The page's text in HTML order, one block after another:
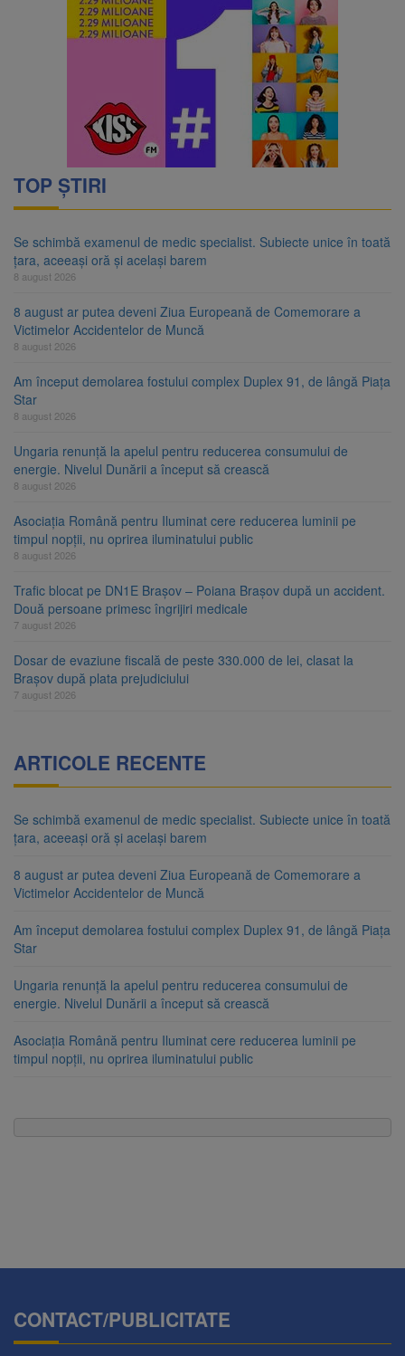
TOP ȘTIRI
Se schimbă examenul de medic specialist. Subiecte unice în toată
țara, aceeași oră și același barem
8 august 2026
8 august ar putea deveni Ziua Europeană de Comemorare a
Victimelor Accidentelor de Muncă
8 august 2026
Am început demolarea fostului complex Duplex 91, de lângă Piața
Star
8 august 2026
Ungaria renunță la apelul pentru reducerea consumului de
energie. Nivelul Dunării a început să crească
8 august 2026
Asociația Română pentru Iluminat cere reducerea luminii pe
timpul nopții, nu oprirea iluminatului public
8 august 2026
Trafic blocat pe DN1E Brașov – Poiana Brașov după un accident.
Două persoane primesc îngrijiri medicale
7 august 2026
Dosar de evaziune fiscală de peste 330.000 de lei, clasat la
Brașov după plata prejudiciului
7 august 2026
ARTICOLE RECENTE
Se schimbă examenul de medic specialist. Subiecte unice în toată
țara, aceeași oră și același barem
8 august ar putea deveni Ziua Europeană de Comemorare a
Victimelor Accidentelor de Muncă
Am început demolarea fostului complex Duplex 91, de lângă Piața
Star
Ungaria renunță la apelul pentru reducerea consumului de
energie. Nivelul Dunării a început să crească
Asociația Română pentru Iluminat cere reducerea luminii pe
timpul nopții, nu oprirea iluminatului public
CONTACT/PUBLICITATE